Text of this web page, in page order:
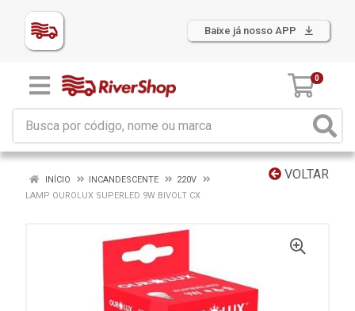
Baixe já nosso APP
0
VOLTAR
INÍCIO INCANDESCENTE
220V
LAMP OUROLUX SUPERLED 9W BIVOLT CX